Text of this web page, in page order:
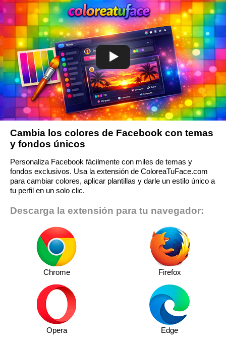
Cambia los colores de Facebook con temas
y fondos únicos
Personaliza Facebook fácilmente con miles de temas y
fondos exclusivos. Usa la extensión de ColoreaTuFace.com
para cambiar colores, aplicar plantillas y darle un estilo único a
tu perfil en un solo clic.
Descarga la extensión para tu navegador:
Chrome Firefox
Opera Edge